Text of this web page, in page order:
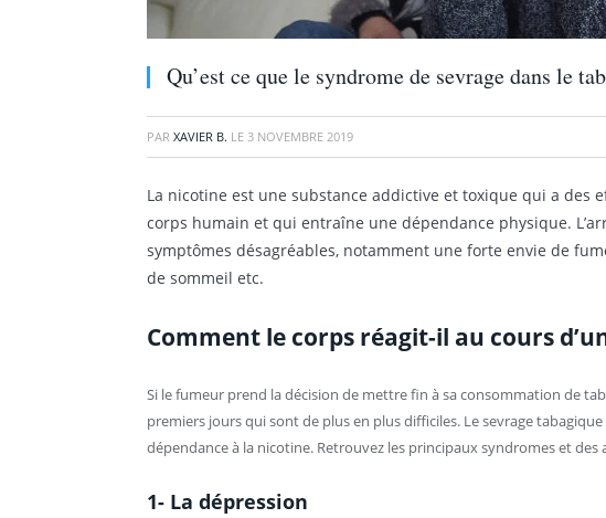
Qu’est ce que le syndrome de sevrage dans le
PAR XAVIER B. LE 3 NOVEMBRE 2019
La nicotine est une substance addictive et toxique qui a des
corps humain et qui entraîne une dépendance physique.
symptômes désagréables, notamment une forte envie de
de sommeil etc.
Comment le corps réagit-il au cours
Si le fumeur prend la décision de mettre fin à sa consommation de
premiers jours qui sont de plus en plus difficiles. Le sevrage
dépendance à la nicotine. Retrouvez les principaux syndromes et des
1- La dépression